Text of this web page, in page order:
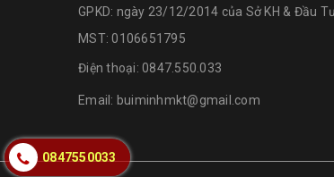
GPKD: ngày 23/12/2014 của Sở KH & Đầu Tư
MST: 0106651795
Điện thoại: 0847.550.033
Email: buiminhmkt@gmail.com
0847550033